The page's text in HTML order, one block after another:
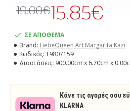
ΣΕ ΑΠΟΘΕΜΑ
Brand: LiebeQueen Art Margarita Kazi
Κωδικός: T9807159
Διαστάσεις: 900.00cm x 6.70cm x
15.85€
19.00€
Κάνε τις αγορές σου
KLARNA